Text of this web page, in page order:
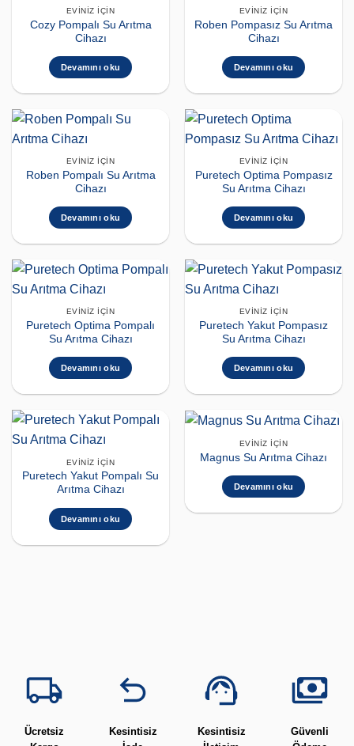
EVINIZ İÇIN
Cozy Pompalı Su Arıtma
Cihazı
Devamını oku
EVINIZ İÇIN
Roben Pompasız Su Arıtma
Cihazı
Devamını oku
EVINIZ İÇIN
Roben Pompalı Su Arıtma
Cihazı
Devamını oku
EVINIZ İÇIN
Puretech Optima Pompasız
Su Arıtma Cihazı
Devamını oku
EVINIZ İÇIN
Puretech Optima Pompalı
Su Arıtma Cihazı
Devamını oku
EVINIZ İÇIN
Puretech Yakut Pompasız
Su Arıtma Cihazı
Devamını oku
EVINIZ İÇIN
Puretech Yakut Pompalı Su
Arıtma Cihazı
Devamını oku
EVINIZ İÇIN
Magnus Su Arıtma Cihazı
Devamını oku
Ücretsiz
Kesintisiz
Kesintisiz
Güvenli